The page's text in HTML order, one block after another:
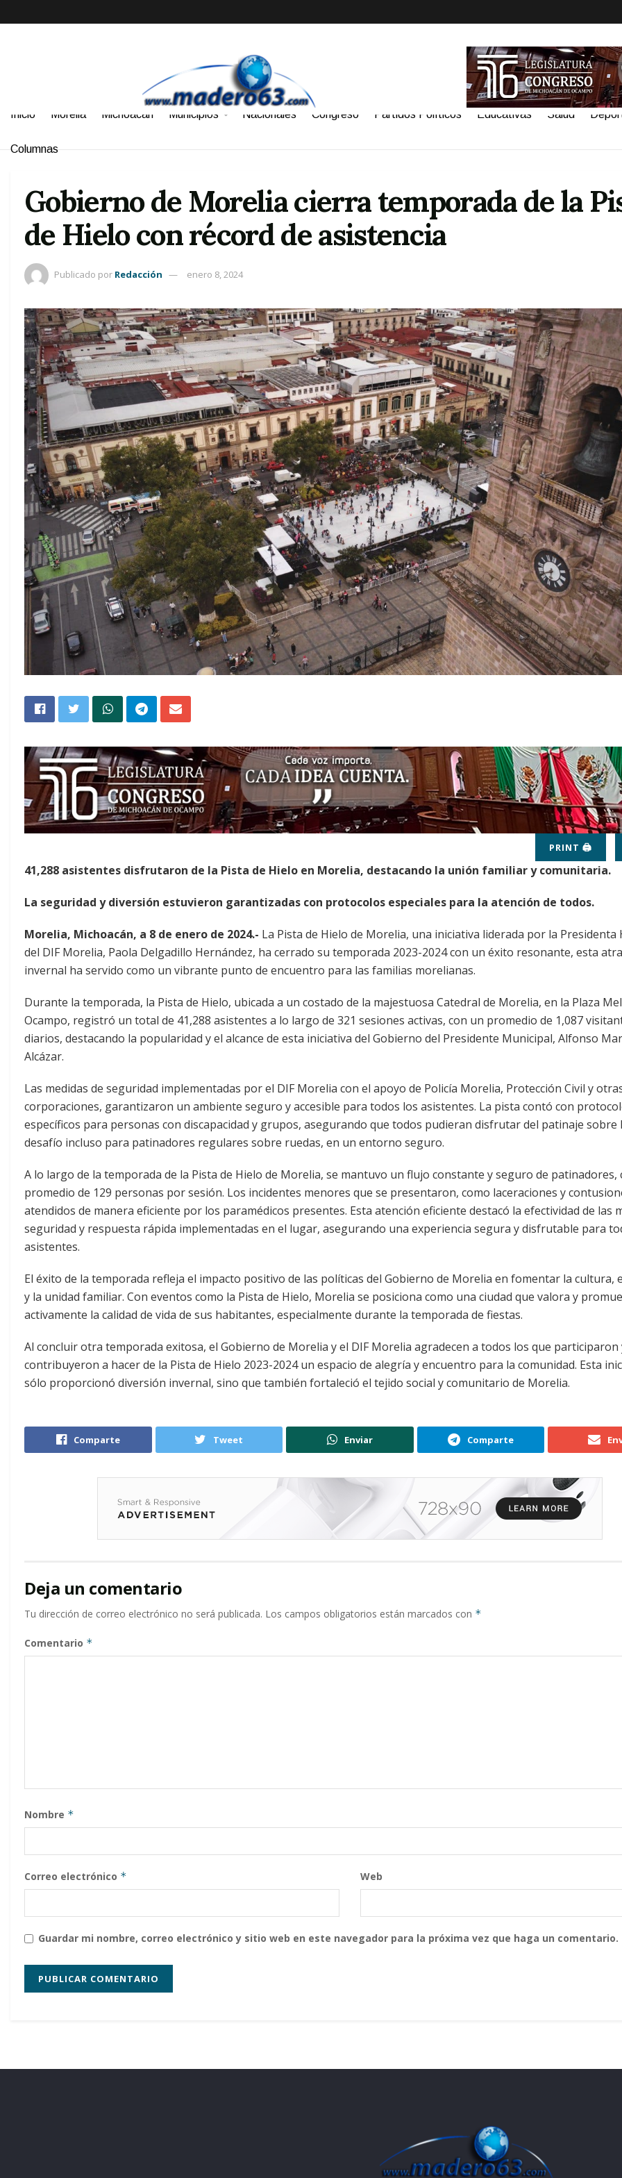
Inicio Morelia Michoacán Municipios Nacionales Congreso Partidos Políticos Educativas Salud
Columnas
Gobierno de Morelia cierra temporada de la
de Hielo con récord de asistencia
Publicado por Redacción enero 8, 2024
PRINT 🖨
41,288 asistentes disfrutaron de la Pista de Hielo en Morelia, destacando la unión familiar y comunitaria.
La seguridad y diversión estuvieron garantizadas con protocolos especiales para la atención de todos.
Morelia, Michoacán, a 8 de enero de 2024.- La Pista de Hielo de Morelia, una iniciativa liderada por la
del DIF Morelia, Paola Delgadillo Hernández, ha cerrado su temporada 2023-2024 con un éxito resonante, esta
invernal ha servido como un vibrante punto de encuentro para las familias morelianas.
Durante la temporada, la Pista de Hielo, ubicada a un costado de la majestuosa Catedral de Morelia, en la Plaza
Ocampo, registró un total de 41,288 asistentes a lo largo de 321 sesiones activas, con un promedio de 1,087
diarios, destacando la popularidad y el alcance de esta iniciativa del Gobierno del Presidente Municipal, Alfonso
Alcázar.
Las medidas de seguridad implementadas por el DIF Morelia con el apoyo de Policía Morelia, Protección Civil y
corporaciones, garantizaron un ambiente seguro y accesible para todos los asistentes. La pista contó con
específicos para personas con discapacidad y grupos, asegurando que todos pudieran disfrutar del patinaje sobre
desafío incluso para patinadores regulares sobre ruedas, en un entorno seguro.
A lo largo de la temporada de la Pista de Hielo de Morelia, se mantuvo un flujo constante y seguro de patinadores,
promedio de 129 personas por sesión. Los incidentes menores que se presentaron, como laceraciones y
atendidos de manera eficiente por los paramédicos presentes. Esta atención eficiente destacó la efectividad de las
seguridad y respuesta rápida implementadas en el lugar, asegurando una experiencia segura y disfrutable para
asistentes.
El éxito de la temporada refleja el impacto positivo de las políticas del Gobierno de Morelia en fomentar la cultura,
y la unidad familiar. Con eventos como la Pista de Hielo, Morelia se posiciona como una ciudad que valora y
activamente la calidad de vida de sus habitantes, especialmente durante la temporada de fiestas.
Al concluir otra temporada exitosa, el Gobierno de Morelia y el DIF Morelia agradecen a todos los que participaron
contribuyeron a hacer de la Pista de Hielo 2023-2024 un espacio de alegría y encuentro para la comunidad. Esta
sólo proporcionó diversión invernal, sino que también fortaleció el tejido social y comunitario de Morelia.
Comparte Tweet Enviar Comparte
Deja un comentario
Tu dirección de correo electrónico no será publicada. Los campos obligatorios están marcados con *
Comentario *
Nombre *
Correo electrónico * Web
Guardar mi nombre, correo electrónico y sitio web en este navegador para la próxima vez que haga un comentario.